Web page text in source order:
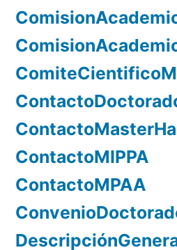
ContactoMIPPA
ContactoMPAA